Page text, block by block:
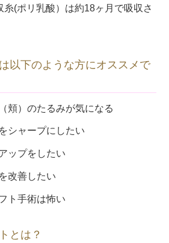
(ポリ乳酸）は約18ヶ月で吸収さ
以下のような方にオススメで
頬）のたるみが気になる
シャープにしたい
ップをしたい
改善したい
ト手術は怖い
とは？